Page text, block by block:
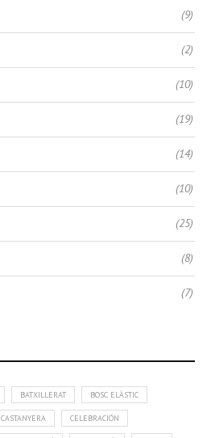
(9)
(2)
(10)
(19)
(14)
(10)
(25)
(8)
(7)
BATXILLERAT BOSC ELÀSTIC
CASTANYERA CELEBRACIÓN